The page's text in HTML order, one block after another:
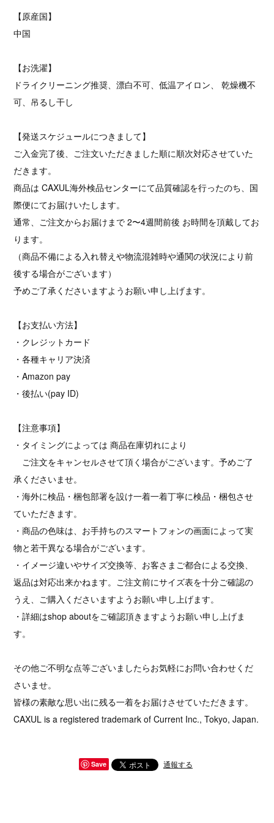
【原産国】
中国
【お洗濯】
ドライクリーニング推奨、漂白不可、低温アイロン、 乾燥機不
可、吊るし干し
【発送スケジュールにつきまして】
ご入金完了後、ご注文いただきました順に順次対応させていた
だきます。
商品は CAXUL海外検品センターにて品質確認を行ったのち、国
際便にてお届けいたします。
通常、ご注文からお届けまで 2〜4週間前後 お時間を頂戴してお
ります。
（商品不備による入れ替えや物流混雑時や通関の状況により前
後する場合がございます）
予めご了承くださいますようお願い申し上げます。
【お支払い方法】
・クレジットカード
・各種キャリア決済
・Amazon pay
・後払い(pay ID)
【注意事項】
・タイミングによっては 商品在庫切れにより
ご注文をキャンセルさせて頂く場合がございます。予めご了
承くださいませ。
・海外に検品・梱包部署を設け一着一着丁寧に検品・梱包させ
ていただきます。
・商品の色味は、お手持ちのスマートフォンの画面によって実
物と若干異なる場合がございます。
・イメージ違いやサイズ交換等、お客さまご都合による交換、
返品は対応出来かねます。ご注文前にサイズ表を十分ご確認の
うえ、ご購入くださいますようお願い申し上げます。
・詳細はshop aboutをご確認頂きますようお願い申し上げま
す。
その他ご不明な点等ございましたらお気軽にお問い合わせくだ
さいませ。
皆様の素敵な思い出に残る一着をお届けさせていただきます。
CAXUL is a registered trademark of Current Inc., Tokyo, Japan.
Save 通報する